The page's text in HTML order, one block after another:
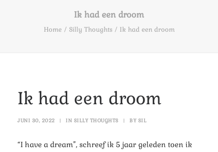
HOE NU VERDER
Ik had een droom
Home Silly Thoughts Ik had een droom
Ik had een droom
JUNI 30, 2022 | IN SILLY THOUGHTS | BY SIL
“I have a dream”, schreef ik 5 jaar geleden toen ik